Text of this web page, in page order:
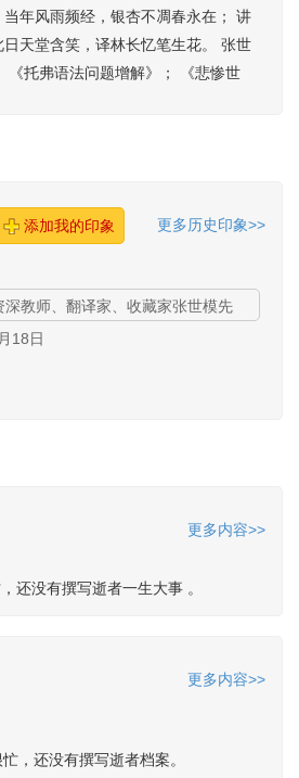
年风雨频经，银杏不凋春永在； 讲
天堂含笑，译林长忆笔生花。 张世
《托弗语法问题增解》； 《悲惨世
添加我的印象 更多历史印象>>
教师、翻译家、收藏家张世模先
18日
更多内容>>
还没有撰写逝者一生大事 。
更多内容>>
，还没有撰写逝者档案。